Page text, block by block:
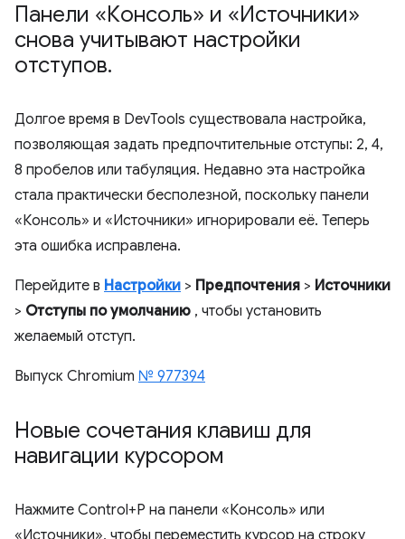
Панели «Консоль» и «Источники»
снова учитывают настройки
отступов.
Долгое время в DevTools существовала настройка,
позволяющая задать предпочтительные отступы: 2, 4,
8 пробелов или табуляция. Недавно эта настройка
стала практически бесполезной, поскольку панели
«Консоль» и «Источники» игнорировали её. Теперь
эта ошибка исправлена.
Перейдите в Настройки > Предпочтения > Источники
> Отступы по умолчанию , чтобы установить
желаемый отступ.
Выпуск Chromium № 977394
Новые сочетания клавиш для
навигации курсором
Нажмите Control+P на панели «Консоль» или